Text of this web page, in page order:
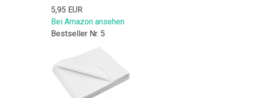
5,95 EUR
Bei Amazon ansehen
Bestseller Nr. 5